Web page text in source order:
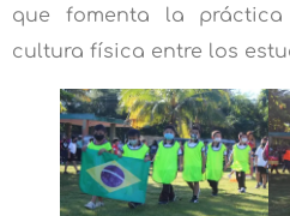
que fomenta la
cultura física entre los